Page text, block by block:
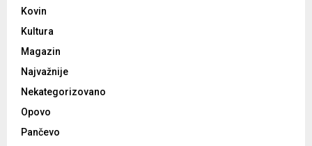
Kovin
Kultura
Magazin
Najvažnije
Nekategorizovano
Opovo
Pančevo